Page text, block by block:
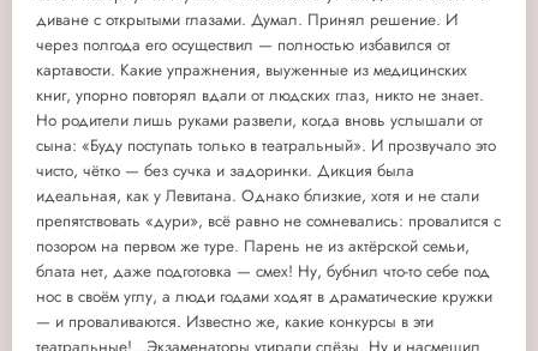
диване с открытыми глазами. Думал. Принял решение. И
через полгода его осуществил — полностью избавился от
картавости. Какие упражнения, выуженные из медицинских
книг, упорно повторял вдали от людских глаз, никто не знает.
Но родители лишь руками развели, когда вновь услышали от
сына: «Буду поступать только в театральный». И прозвучало это
чисто, чётко — без сучка и задоринки. Дикция была
идеальная, как у Левитана. Однако близкие, хотя и не стали
препятствовать «дури», всё равно не сомневались: провалится с
позором на первом же туре. Парень не из актёрской семьи,
блата нет, даже подготовка — смех! Ну, бубнил что-то себе под
нос в своём углу, а люди годами ходят в драматические кружки
— и проваливаются. Известно же, какие конкурсы в эти